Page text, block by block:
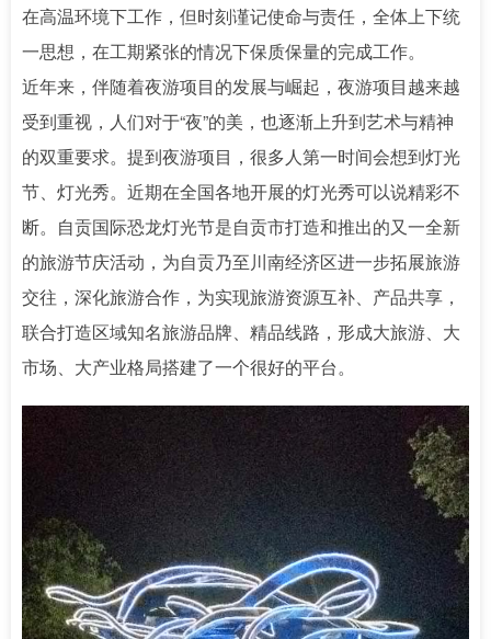
在高温环境下工作，但时刻谨记使命与责任，全体上下统
一思想，在工期紧张的情况下保质保量的完成工作。
近年来，伴随着夜游项目的发展与崛起，夜游项目越来越
受到重视，人们对于“夜”的美，也逐渐上升到艺术与精神
的双重要求。提到夜游项目，很多人第一时间会想到灯光
节、灯光秀。近期在全国各地开展的灯光秀可以说精彩不
断。自贡国际恐龙灯光节是自贡市打造和推出的又一全新
的旅游节庆活动，为自贡乃至川南经济区进一步拓展旅游
交往，深化旅游合作，为实现旅游资源互补、产品共享，
联合打造区域知名旅游品牌、精品线路，形成大旅游、大
市场、大产业格局搭建了一个很好的平台。